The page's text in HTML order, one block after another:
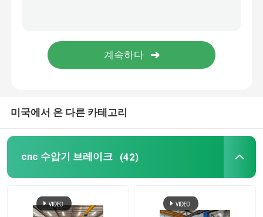
유압 깎는 기계
레이저 커팅 머신
절단기 CNC 플라즈마
미국에서 온 다른 카테고리
cnc 수압기 브레이크 (42)